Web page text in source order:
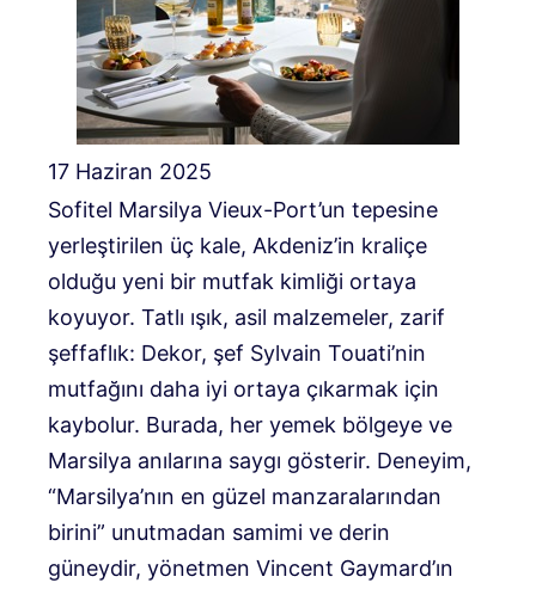
17 Haziran 2025
Sofitel Marsilya Vieux-Port’un tepesine
yerleştirilen üç kale, Akdeniz’in kraliçe
olduğu yeni bir mutfak kimliği ortaya
koyuyor. Tatlı ışık, asil malzemeler, zarif
şeffaflık: Dekor, şef Sylvain Touati’nin
mutfağını daha iyi ortaya çıkarmak için
kaybolur. Burada, her yemek bölgeye ve
Marsilya anılarına saygı gösterir. Deneyim,
“Marsilya’nın en güzel manzaralarından
birini” unutmadan samimi ve derin
güneydir, yönetmen Vincent Gaymard’ın